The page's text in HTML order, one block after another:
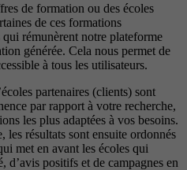
de formation ou des écoles
de ces formations
rémunèrent notre plateforme
générée. Cela nous permet de
à tous les utilisateurs.
partenaires (clients) sont
par rapport à votre recherche,
les plus adaptées à vos besoins.
les résultats sont ensuite ordonnés
met en avant les écoles qui
d’avis positifs et de campagnes en